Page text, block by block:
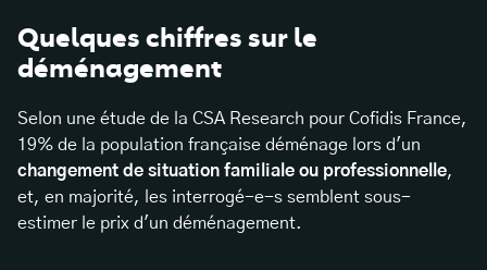
Quelques chiffres sur le
déménagement
Selon une étude de la CSA Research pour Cofidis France,
19% de la population française déménage lors d'un
changement de situation familiale ou professionnelle,
et, en majorité, les interrogé-e-s semblent sous-
estimer le prix d'un déménagement.